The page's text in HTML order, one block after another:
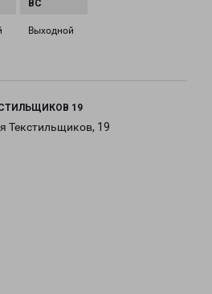
Выходной
19
Текстильщиков, 19